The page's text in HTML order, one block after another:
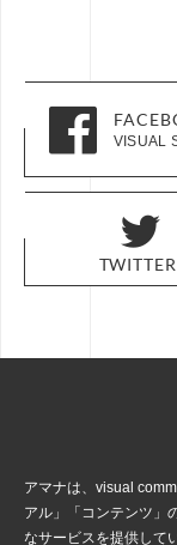
VISUAL
VISUAL
TWITTER
TWITTER
アマナは、visual
アル」「コンテンツ」
なサービスを提供して